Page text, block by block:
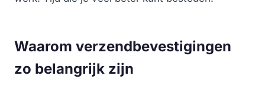
Waarom verzendbevestigingen
zo belangrijk zijn